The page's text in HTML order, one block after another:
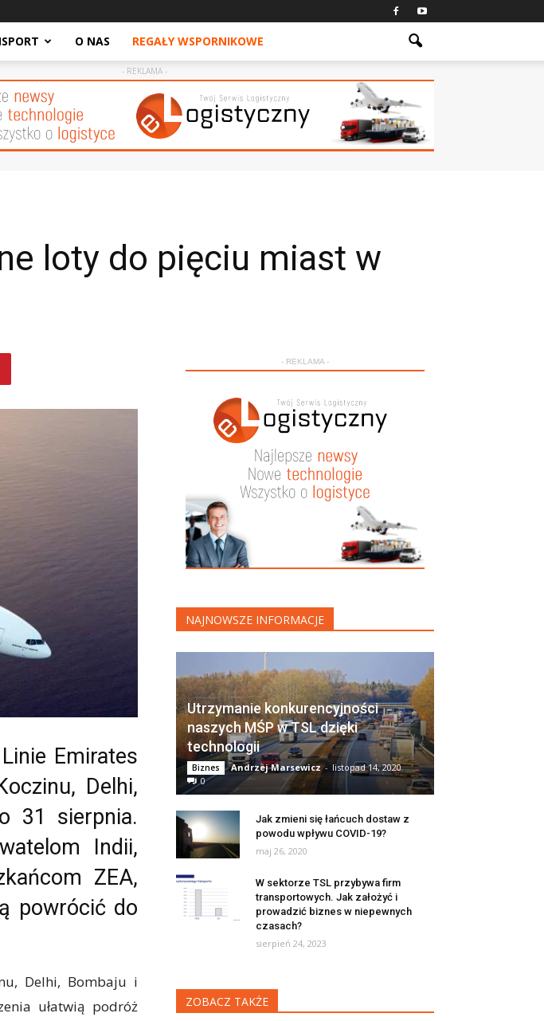
O NAS REGAŁY WSPORNIKOWE
- REKLAMA -
loty do pięciu miast w
Emirates
Delhi,
31 sierpnia.
Indii,
ZEA,
powrócić do
Delhi, Bombaju i
ułatwią podróż
- REKLAMA -
NAJNOWSZE INFORMACJE
Utrzymanie konkurencyjności
naszych MŚP w TSL dzięki
technologii
Biznes Andrzej Marsewicz - listopad 14, 2020
0
Jak zmieni się łańcuch dostaw z
powodu wpływu COVID-19?
maj 26, 2020
W sektorze TSL przybywa firm
transportowych. Jak założyć i
prowadzić biznes w niepewnych
czasach?
sierpień 24, 2023
ZOBACZ TAKŻE